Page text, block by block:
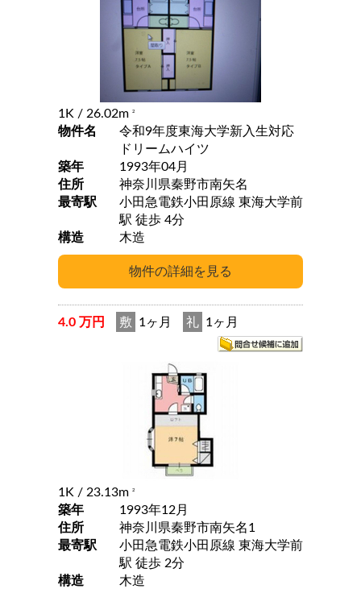
1K / 26.02m 2
物件名
令和9年度東海大学新入生対応
ドリームハイツ
築年
1993年04月
住所
神奈川県秦野市南矢名
最寄駅
小田急電鉄小田原線 東海大学前
駅 徒歩 4分
構造
木造
4.0 万円 敷 1ヶ月 礼 1ヶ月
1K / 23.13m 2
築年
1993年12月
住所
神奈川県秦野市南矢名1
最寄駅
小田急電鉄小田原線 東海大学前
駅 徒歩 2分
構造
木造